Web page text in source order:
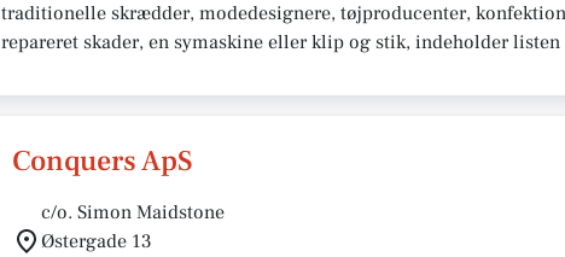
traditionelle skrædder, modedesignere, tøjproducenter,
repareret skader, en symaskine eller klip og stik, indeholder listen
Conquers ApS
c/o. Simon Maidstone
Østergade 13